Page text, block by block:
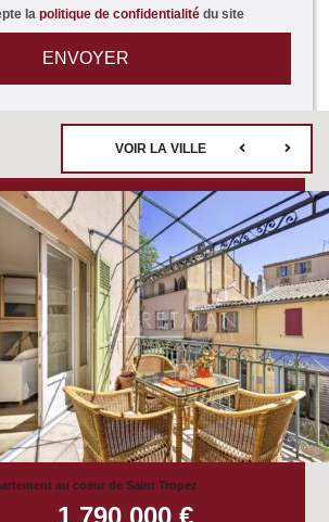
la politique de confidentialité du site
3
2
au coeur de Saint Tropez
1 790 000 €
VOIR LA VILLE